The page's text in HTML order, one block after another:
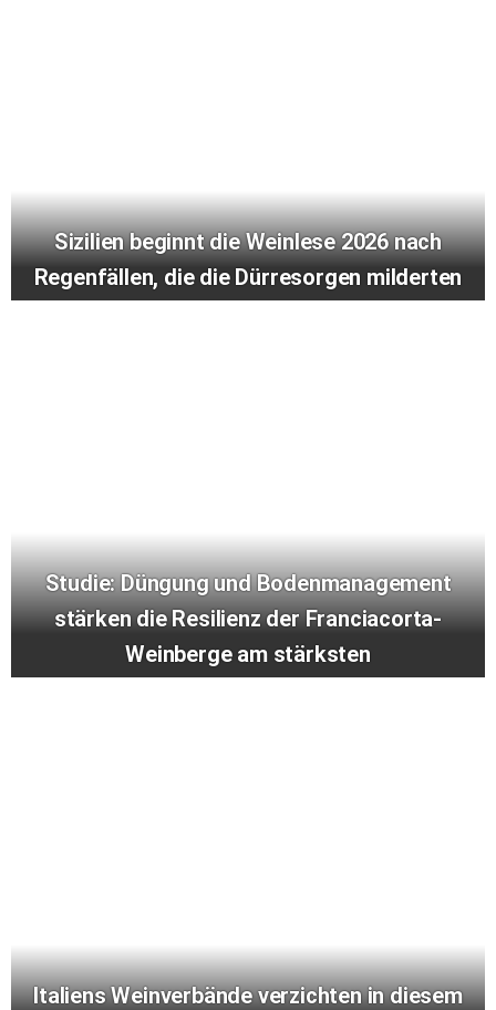
Sizilien beginnt die Weinlese 2026 nach
Regenfällen, die die Dürresorgen milderten
Studie: Düngung und Bodenmanagement
stärken die Resilienz der Franciacorta-
Weinberge am stärksten
Italiens Weinverbände verzichten in diesem